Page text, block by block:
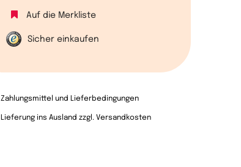
Auf die Merkliste
Sicher einkaufen
Zahlungsmittel und Lieferbedingungen
Lieferung ins Ausland zzgl. Versandkosten